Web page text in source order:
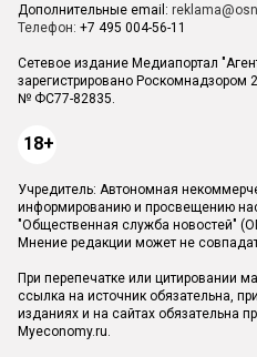
Дополнительные email:
Телефон: +7 495 004-56-11
Сетевое издание Медиапортал
зарегистрировано Роскомнадзором
№ ФС77-82835.
18+
Учредитель: Автономная
информированию и просвещению
"Общественная служба новостей"
Мнение редакции может не
При перепечатке или цитировании
ссылка на источник обязательна,
изданиях и на сайтах обязательна
Myeconomy.ru.